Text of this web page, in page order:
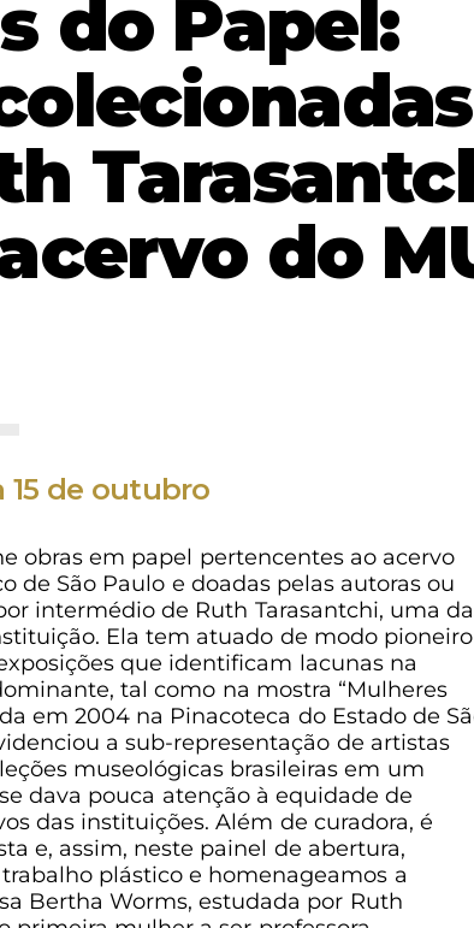
do Papel:
do
15 de outubro
obras em papel pertencentes ao acervo
de São Paulo e doadas pelas autoras ou
intermédio de Ruth Tarasantchi, uma
Ela tem atuado de modo pioneiro
que identificam lacunas na
tal como na mostra “Mulheres
em 2004 na Pinacoteca do Estado de
a sub-representação de artistas
museológicas brasileiras em um
dava pouca atenção à equidade de
das instituições. Além de curadora, é
e, assim, neste painel de abertura,
plástico e homenageamos a
Bertha Worms, estudada por Ruth